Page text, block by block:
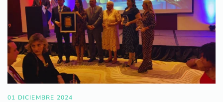
01 DICIEMBRE 2024